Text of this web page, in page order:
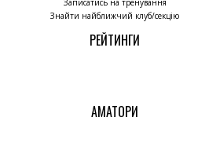
Записатись на тренування
Знайти найближчий клуб/секцію
РЕЙТИНГИ
АМАТОРИ